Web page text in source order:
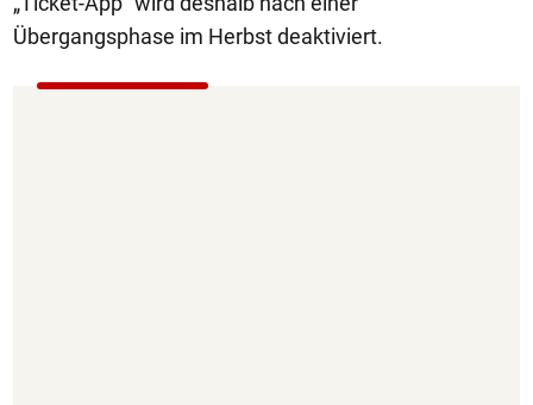
Übergangsphase im Herbst deaktiviert.